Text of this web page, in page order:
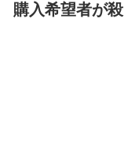
購入希望者が殺